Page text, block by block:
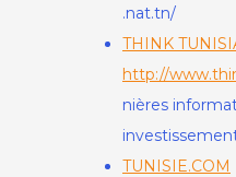
.nat.tn/
THINK
http://
nières
TUNISIE.COM